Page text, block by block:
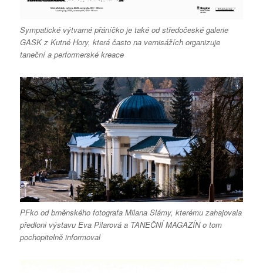
Sympatické výtvarné přáníčko je také od středočeské galerie
GASK z Kutné Hory, která často na vernisážích organizuje
taneční a performerské kreace
PFko od brněnského fotografa Milana Slámy, kterému zahajovala
předloni výstavu Eva Pilarová a TANEČNÍ MAGAZÍN o tom
pochopitelně informoval